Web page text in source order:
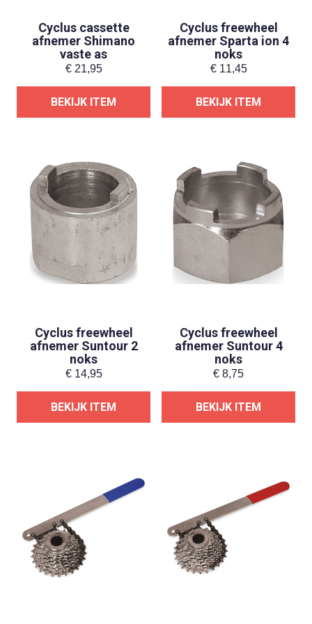
Cyclus cassette
afnemer Shimano
vaste as
€21,95
BEKIJK ITEM
Cyclus freewheel
afnemer Sparta ion 4
noks
€11,45
BEKIJK ITEM
Cyclus freewheel
afnemer Suntour 2
noks
€14,95
BEKIJK ITEM
Cyclus freewheel
afnemer Suntour 4
noks
€ 8,75
BEKIJK ITEM